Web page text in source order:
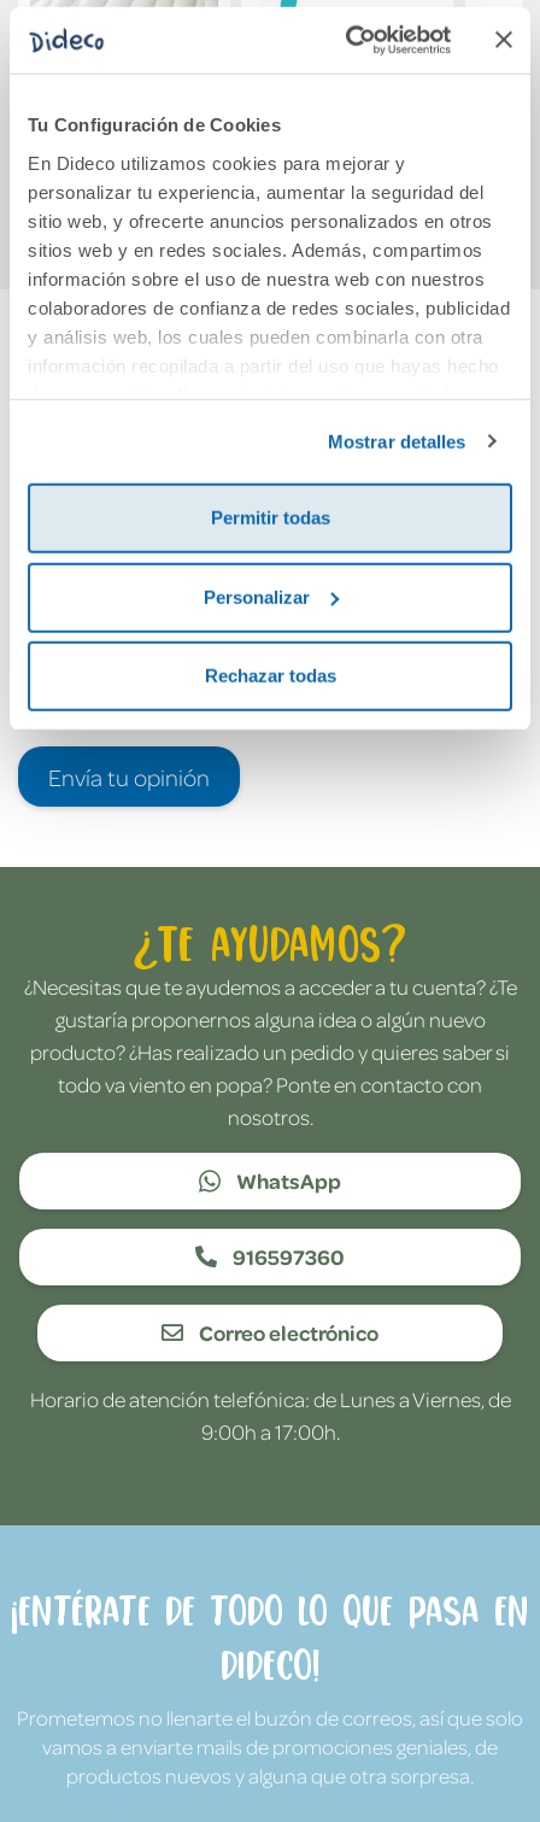
Tu Configuración de Cookies
En Dideco utilizamos cookies para mejorar y
personalizar tu experiencia, aumentar la seguridad del
sitio web, y ofrecerte anuncios personalizados en otros
sitios web y en redes sociales. Además, compartimos
información sobre el uso de nuestra web con nuestros
colaboradores de confianza de redes sociales, publicidad
y análisis web, los cuales pueden combinarla con otra
información recopilada a partir del uso que hayas hecho
Mostrar detalles
Permitir todas
Personalizar
Rechazar todas
Matemáticas. 1
Secundaria.
Comunidad de
Madrid
Comprar
Cuaderno de
Lectoescritura. Un
palabras. Primaria
Comprar
Cuéntanos tu opinión
¡Sé el primero en valorar este producto!
Debes iniciar sesión para poder valorarlo
Envía tu opinión
¿Te ayudamos?
¿Necesitas que te ayudemos a acceder a tu cuenta? ¿Te
gustaría proponernos alguna idea o algún nuevo
producto? ¿Has realizado un pedido y quieres saber si
todo va viento en popa? Ponte en contacto con
nosotros.
WhatsApp
916597360
Correo electrónico
Horario de atención telefónica: de Lunes a Viernes, de
9:00h a 17:00h.
¡Entérate de todo lo que pasa en
Dideco!
Prometemos no llenarte el buzón de correos, así que solo
vamos a enviarte mails de promociones geniales, de
productos nuevos y alguna que otra sorpresa.